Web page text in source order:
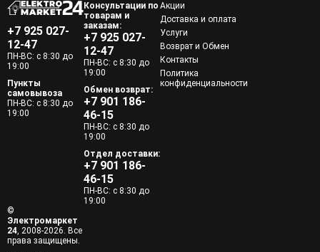
+7 925 027-
12-47
ПН-ВС: с 8:30 до
19:00
Пункты
самовывоза
ПН-ВС: с 8:30 до
19:00
Консультации по
товарам и
заказам:
+7 925 027-
12-47
ПН-ВС: с 8:30 до
19:00
Обмен возврат:
+7 901 186-
46-15
ПН-ВС: с 8:30 до
19:00
Отдел доставки:
+7 901 186-
46-15
ПН-ВС: с 8:30 до
19:00
Акции
Доставка и оплата
Услуги
Возврат и Обмен
Контакты
Политика
конфиденциальности
©
Электромаркет
24, 2008-2026. Все
права защищены.